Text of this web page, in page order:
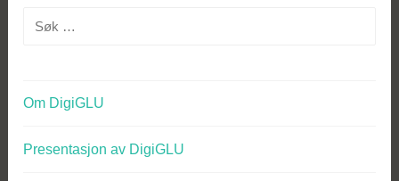
Om DigiGLU
Presentasjon av DigiGLU